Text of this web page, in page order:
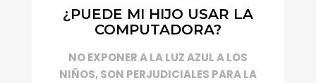
¿PUEDE MI HIJO USAR LA
COMPUTADORA?
NO EXPONER A LA LUZ AZUL A LOS
NIÑOS, SON PERJUDICIALES PARA LA